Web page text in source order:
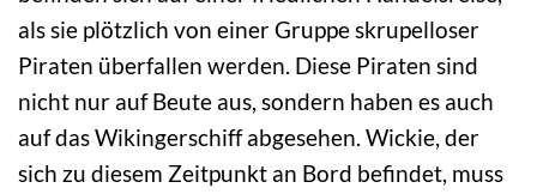
als sie plötzlich von einer Gruppe skrupelloser
Piraten überfallen werden. Diese Piraten sind
nicht nur auf Beute aus, sondern haben es auch
auf das Wikingerschiff abgesehen. Wickie, der
sich zu diesem Zeitpunkt an Bord befindet, muss